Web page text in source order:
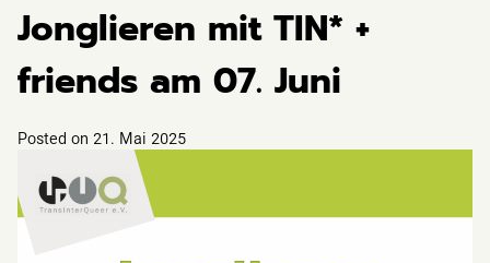
Jonglieren mit TIN* +
friends am 07. Juni
Posted on 21. Mai 2025